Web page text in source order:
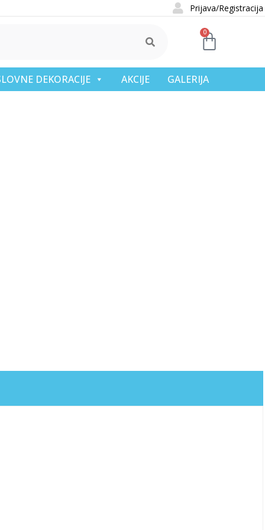
Prijava/Registracija
0
DEKORACIJE AKCIJE GALERIJA